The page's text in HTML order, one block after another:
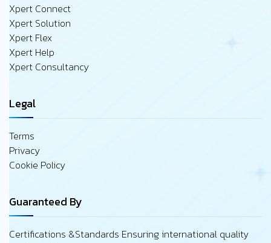
Xpert Connect
Xpert Solution
Xpert Flex
Xpert Help
Xpert Consultancy
Legal
Terms
Privacy
Cookie Policy
Guaranteed By
Certifications &Standards Ensuring international quality